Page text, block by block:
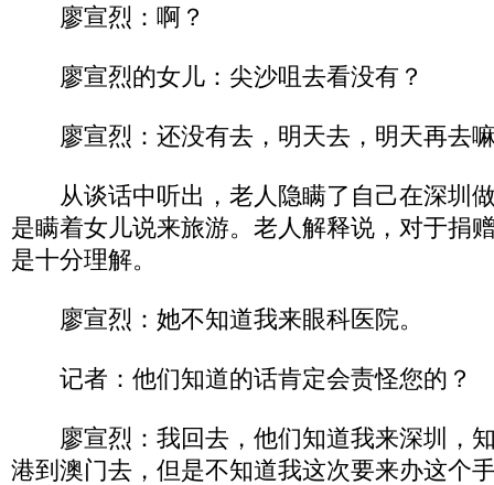
廖宣烈：啊？
廖宣烈的女儿：尖沙咀去看没有？
廖宣烈：还没有去，明天去，明天再去
从谈话中听出，老人隐瞒了自己在深圳
是瞒着女儿说来旅游。老人解释说，对于捐
是十分理解。
廖宣烈：她不知道我来眼科医院。
记者：他们知道的话肯定会责怪您的？
廖宣烈：我回去，他们知道我来深圳，
港到澳门去，但是不知道我这次要来办这个